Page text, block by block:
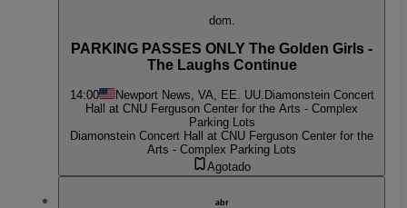
dom.
PARKING PASSES ONLY The Golden Girls -
The Laughs Continue
14:00 Newport News, VA, EE. UU. Diamonstein Concert
Hall at CNU Ferguson Center for the Arts - Complex
Parking Lots
Diamonstein Concert Hall at CNU Ferguson Center for the
Arts - Complex Parking Lots
Agotado
abr